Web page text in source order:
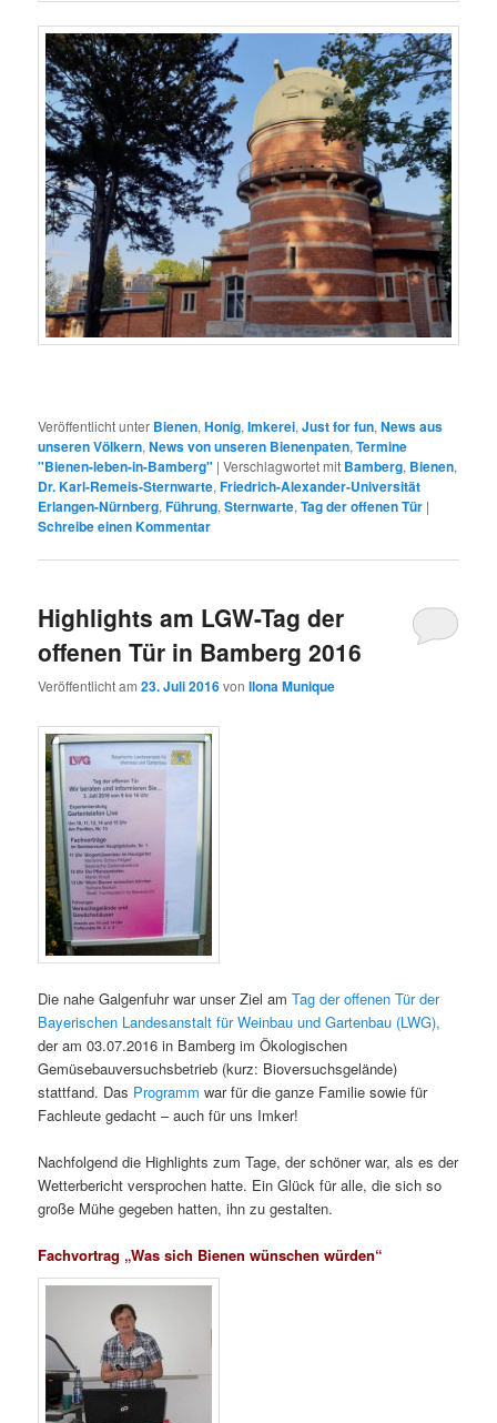
Veröffentlicht unter Bienen,Honig,Imkerei,Just for fun,News aus
unseren Völkern,News von unseren Bienenpaten,Termine
"Bienen-leben-in-Bamberg" |Verschlagwortet mit Bamberg, Bienen,
Dr. Karl-Remeis-Sternwarte,Friedrich-Alexander-Universität
Erlangen-Nürnberg,Führung,Sternwarte,Tag der offenen Tür |
Schreibe einen Kommentar
Highlights am LGW-Tag der
offenen Tür in Bamberg 2016
Veröffentlicht am23. Juli 2016vonIlona Munique
Die nahe Galgenfuhr war unser Ziel amTag der offenen Tür der
Bayerischen Landesanstalt für Weinbau und Gartenbau (LWG),
der am 03.07.2016 in Bamberg im Ökologischen
Gemüsebauversuchsbetrieb (kurz: Bioversuchsgelände)
stattfand. Das Programm war für die ganze Familie sowie für
Fachleute gedacht – auch für uns Imker!
Nachfolgend die Highlights zum Tage, der schöner war, als es der
Wetterbericht versprochen hatte. Ein Glück für alle, die sich so
große Mühe gegeben hatten, ihn zu gestalten.
Fachvortrag „Was sich Bienen wünschen würden“